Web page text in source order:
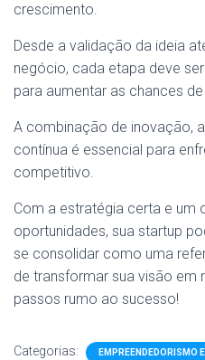
crescimento.
Desde a validação da ideia
negócio, cada etapa deve
para aumentar as chances
A combinação de inovação,
contínua é essencial para
competitivo.
Com a estratégia certa e um
oportunidades, sua startup
se consolidar como uma
de transformar sua visão em
passos rumo ao sucesso!
Categorias: EMPREENDEDORISMO